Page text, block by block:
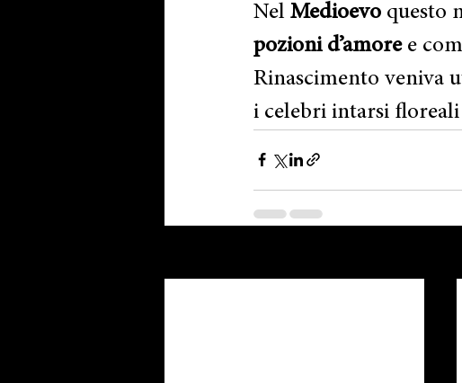
Nel Medioevo questo
pozioni d’amore e
Rinascimento veniva
i celebri intarsi